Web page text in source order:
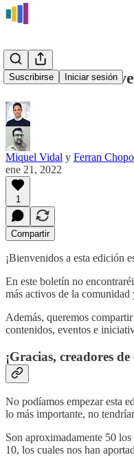
Suscribirse Iniciar sesión
Boletín #1er
Miquel Vidal y Ferran Chopo
ene 21, 2022
1
Compartir
¡Bienvenidos a esta edición
En este boletín no
más activos de la comunidad
Además, queremos
contenidos, eventos e
¡Gracias, creadores
No podíamos empezar esta
lo más importante, no
Son aproximadamente 50
10, los cuales nos han